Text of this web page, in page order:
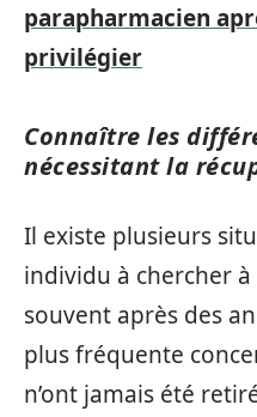
parapharmacien
privilégier
Connaître les
nécessitant la
Il existe plusieurs
individu à chercher
souvent après des
plus fréquente
n’ont jamais été